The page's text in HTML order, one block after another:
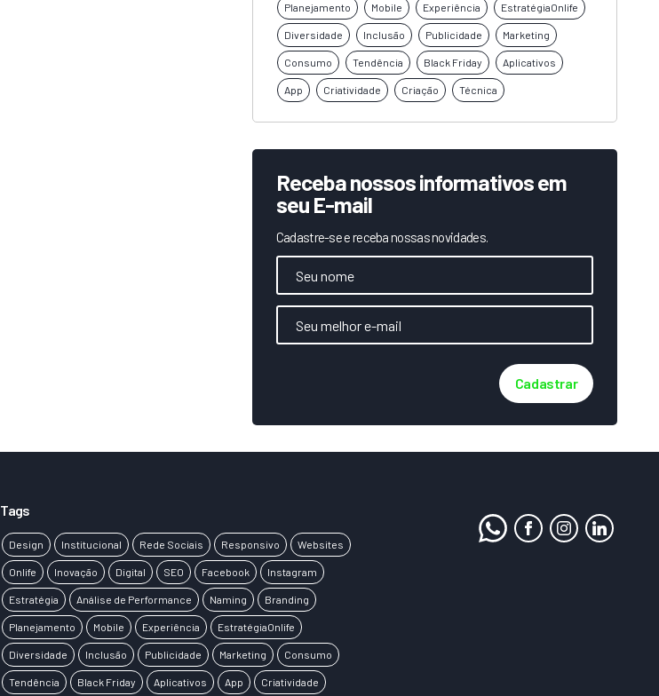
Planejamento Mobile Experiência EstratégiaOnlife
Diversidade Inclusão Publicidade Marketing
Consumo Tendência Black Friday Aplicativos
App Criatividade Criação Técnica
Receba nossos informativos em
seu E-mail
Cadastre-se e receba nossas novidades.
Cadastrar
Tags
Design Institucional Rede Sociais Responsivo Websites
Onlife Inovação Digital SEO Facebook Instagram
Estratégia Análise de Performance Naming Branding
Planejamento Mobile Experiência EstratégiaOnlife
Diversidade Inclusão Publicidade Marketing Consumo
Tendência Black Friday Aplicativos App Criatividade